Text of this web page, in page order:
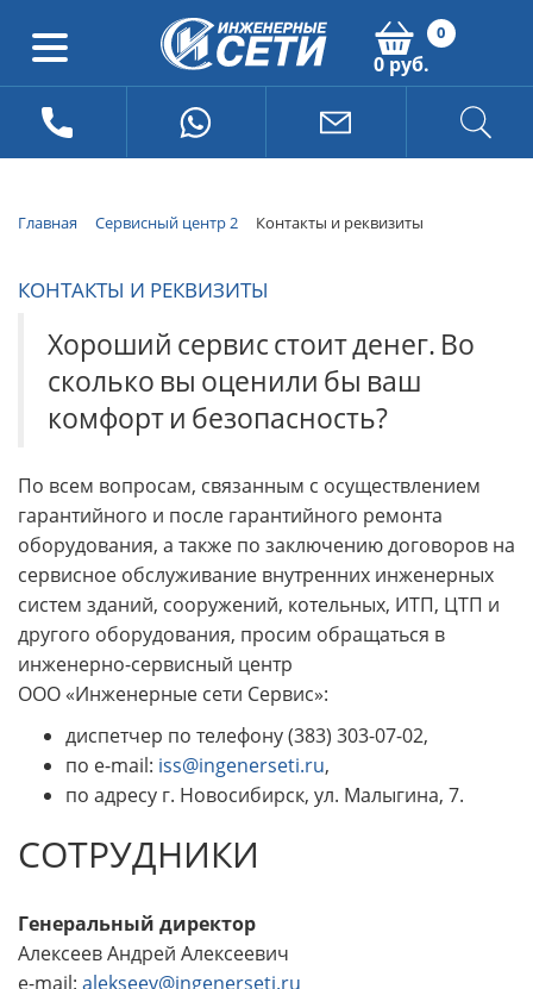
0
0 руб.
Главная Сервисный центр 2 Контакты и реквизиты
КОНТАКТЫ И РЕКВИЗИТЫ
Хороший сервисстоитденег. Во
сколько вы оценили бы ваш
комфорти безопасность?
По всем вопросам, связанным с осуществлением
гарантийного и после гарантийного ремонта
оборудования, а также по заключению договоров на
сервисное обслуживание внутренних инженерных
систем зданий, сооружений, котельных, ИТП, ЦТП и
другого оборудования, просим обращаться в
инженерно-сервисный центр
ООО «Инженерные сети Сервис»:
диспетчер по телефону (383) 303-07-02,
по e-mail: iss@ingenerseti.ru,
по адресу г. Новосибирск, ул. Малыгина, 7.
СОТРУДНИКИ
Генеральный директор
Алексеев Андрей Алексеевич
e-mail: alekseev@ingenerseti.ru